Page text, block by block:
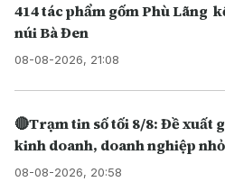
414 tác phẩm gốm Phù Lãng
núi Bà Đen
08-08-2026, 21:08
🔴Trạm tin số tối 8/8: Đề xuất
kinh doanh, doanh nghiệp nhỏ
08-08-2026, 20:58